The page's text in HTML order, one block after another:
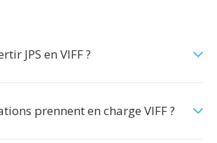
JPS en VIFF ?
prennent en charge VIFF ?